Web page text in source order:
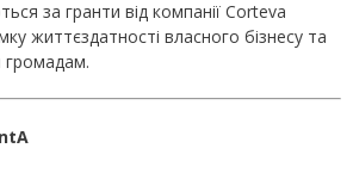
за гранти від компанії Corteva
життєздатності власного бізнесу та
громадам.